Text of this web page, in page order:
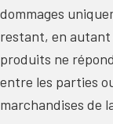
dommages
restant, en autant
produits ne
entre les parties
marchandises de